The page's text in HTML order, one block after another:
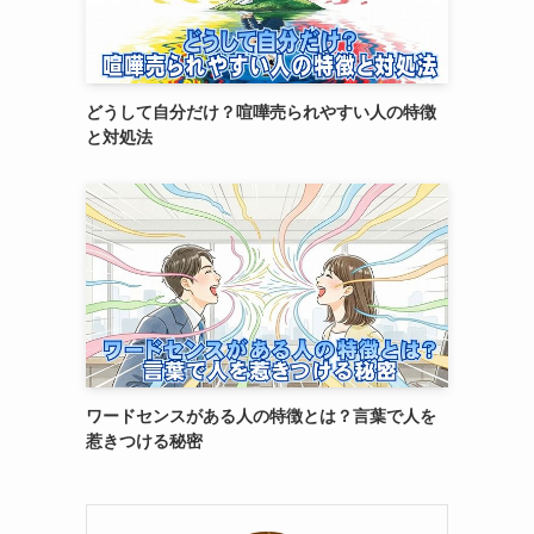
どうして自分だけ？喧嘩売られやすい人の特徴
と対処法
ワードセンスがある人の特徴とは？言葉で人を
惹きつける秘密